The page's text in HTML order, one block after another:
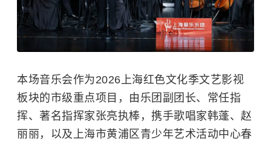
本场音乐会作为2026上海红色文化季文艺影视
板块的市级重点项目，由乐团副团长、常任指
挥、著名指挥家张亮执棒，携手歌唱家韩蓬、赵
丽丽，以及上海市黄浦区青少年艺术活动中心春